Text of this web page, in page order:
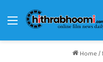
Menu
Home/